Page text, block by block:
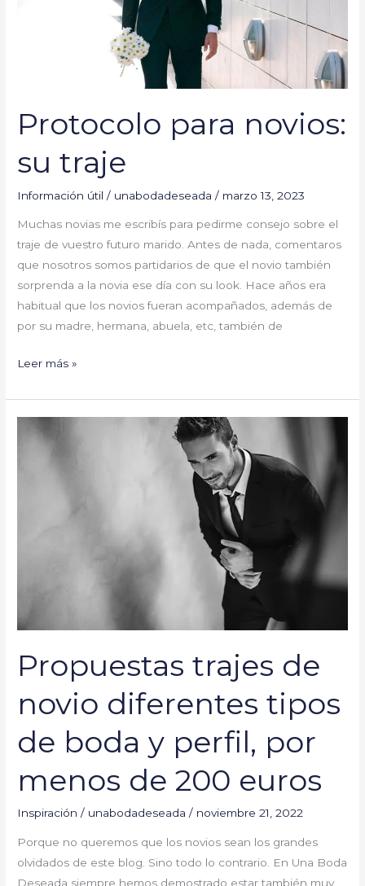
Protocolo para novios:
su traje
Información útil / unabodadeseada/ marzo 13, 2023
Muchas novias me escribís para pedirme consejo sobre el
traje de vuestro futuro marido. Antes de nada, comentaros
que nosotros somos partidarios de que el novio también
sorprenda a la novia ese día con su look. Hace años era
habitual que los novios fueran acompañados, además de
por su madre, hermana, abuela, etc, también de
Leer más »
Propuestas trajes de
novio diferentes tipos
de boda y perfil, por
menos de 200 euros
Inspiración / unabodadeseada/ noviembre 21, 2022
Porque no queremos que los novios sean los grandes
olvidados de este blog. Sino todo lo contrario. En Una Boda
Deseada siempre hemos demostrado estar también muy
trajes
por
de
euros